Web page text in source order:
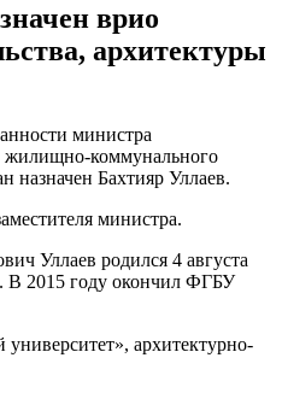
врио
архитектуры
министра
жилищно-коммунального
назначен Бахтияр Уллаев.
министра.
Уллаев родился 4 августа
В 2015 году окончил ФГБУ
университет», архитектурно-